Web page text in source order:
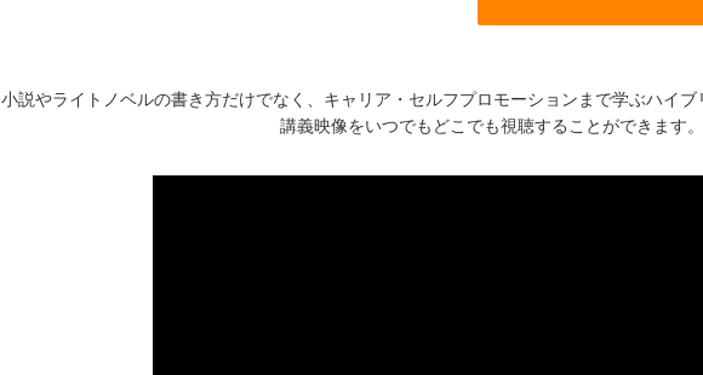
小説やライトノベルの書き方だけでなく、キャリア・セルフプロモーションまで学ぶハイブ
講義映像をいつでもどこでも視聴することができます。